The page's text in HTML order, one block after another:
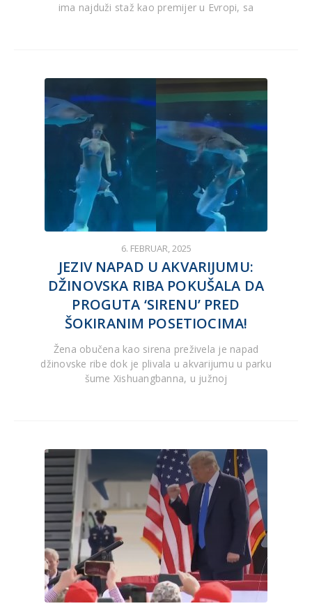
ima najduži staž kao premijer u Evropi, sa
6. FEBRUAR, 2025
JEZIV NAPAD U AKVARIJUMU:
DŽINOVSKA RIBA POKUŠALA DA
PROGUTA ‘SIRENU’ PRED
ŠOKIRANIM POSETIOCIMA!
Žena obučena kao sirena preživela je napad
džinovske ribe dok je plivala u akvarijumu u parku
šume Xishuangbanna, u južnoj